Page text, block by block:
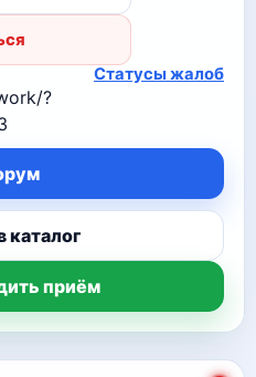
Статусы жалоб
?
каталог
приём